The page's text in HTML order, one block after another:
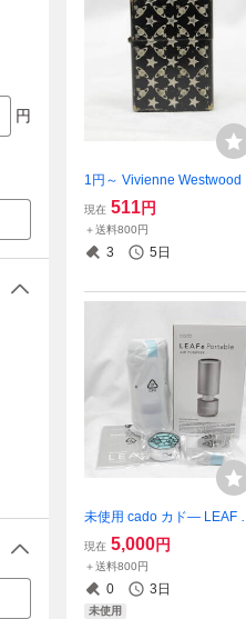
1円～ Vivienne Westwood
PPO ヴィヴィアンウエスト
ウッド ジッポ オイルライタ
ー オーブ 火花確認済み ブラ
ック 2606-K0249M(NT)
現在 511円
＋送料800円
3 5日
未使用 cado カド― LEAF
ーフ Protable AIR
MP-C30 ポータブル 空気清
浄機 現状品 2608-
T)
現在 5,000円
＋送料800円
0 3日
未使用
円